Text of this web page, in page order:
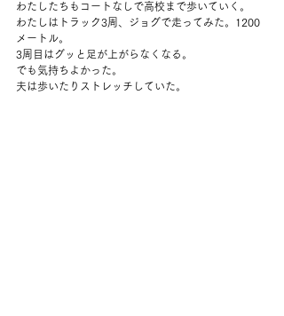
わたしたちもコートなしで高校まで歩いていく。
わたしはトラック3周、ジョグで走ってみた。1200
メートル。
3周目はグッと足が上がらなくなる。
でも気持ちよかった。
夫は歩いたりストレッチしていた。